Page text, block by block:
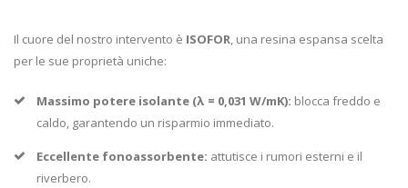
Il cuore del nostro intervento è ISOFOR, una resina espansa scelta
per le sue proprietà uniche:
Massimo potere isolante (λ = 0,031 W/mK): blocca freddo e
caldo, garantendo un risparmio immediato.
Eccellente fonoassorbente: attutisce i rumori esterni e il
riverbero.